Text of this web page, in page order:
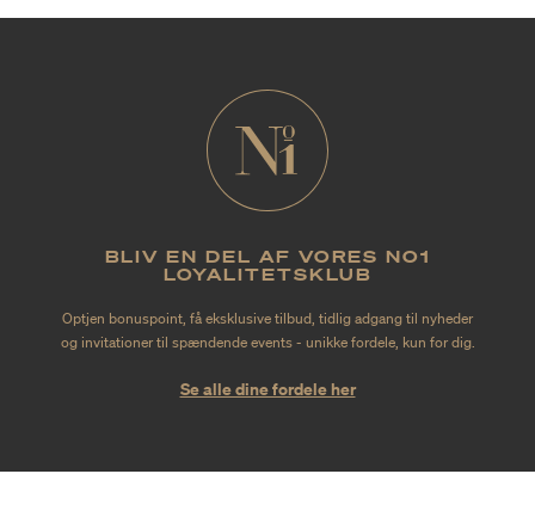
BLIV EN DEL AF VORES NO1
LOYALITETSKLUB
Optjen bonuspoint, få eksklusive tilbud, tidlig adgang til nyheder
og invitationer til spændende events - unikke fordele, kun for dig.
Se alle dine fordele her